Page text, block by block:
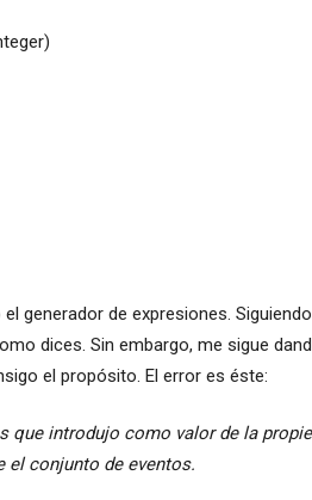
generador de expresiones.
dices. Sin embargo, me sigue
el propósito. El error es éste:
que introdujo como valor de la
el conjunto de eventos.